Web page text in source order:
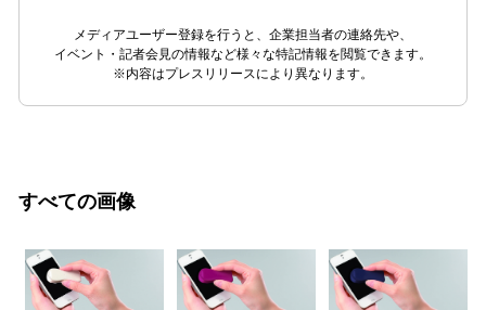
メディアユーザー登録を行うと、企業担当者の連絡先や、
イベント・記者会見の情報など様々な特記情報を閲覧できます。
※内容はプレスリリースにより異なります。
すべての画像